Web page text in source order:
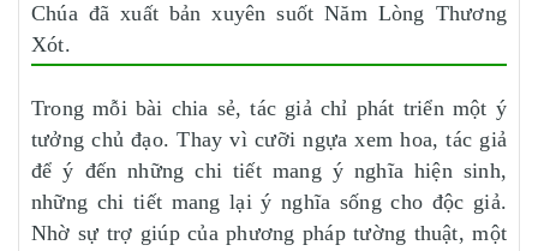
Chúa đã xuất bản xuyên suốt Năm Lòng Thương
Xót.
Trong mỗi bài chia sẻ, tác giả chỉ phát triển một ý
tưởng chủ đạo. Thay vì cưỡi ngựa xem hoa, tác giả
để ý đến những chi tiết mang ý nghĩa hiện sinh,
những chi tiết mang lại ý nghĩa sống cho độc giả.
Nhờ sự trợ giúp của phương pháp tường thuật, một